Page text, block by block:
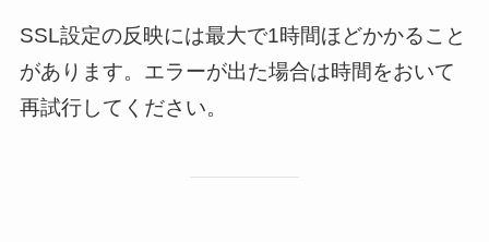
SSL設定の反映には最大で1時間ほどかかること
があります。エラーが出た場合は時間をおいて
再試行してください。